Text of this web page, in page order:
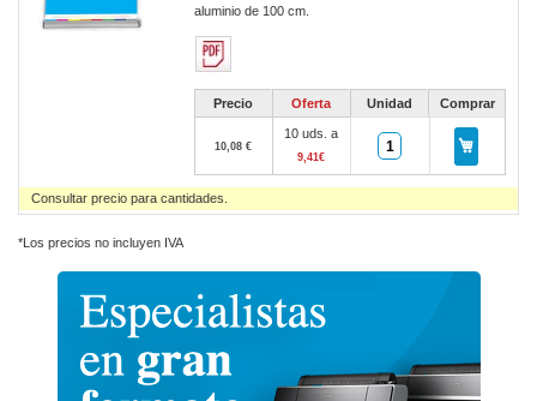
aluminio de 100 cm.
Precio Oferta Unidad Comprar
10,08 €
10 uds. a
9,41€
Consultar precio para cantidades.
*Los precios no incluyen IVA